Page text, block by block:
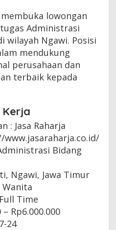
membuka lowongan
Administrasi
wilayah Ngawi. Posisi
mendukung
perusahaan dan
terbaik kepada
: Jasa Raharja
Bidang
Ngawi, Jawa Timur
Full Time
– Rp6.000.000
24